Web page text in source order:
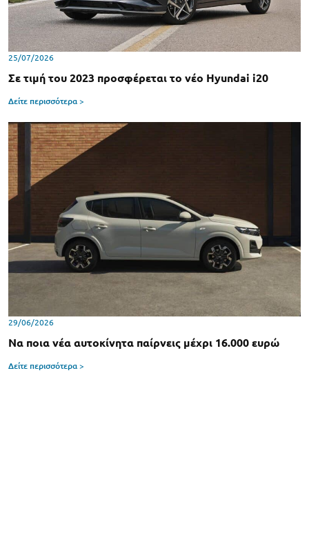
25/07/2026
Σε τιμή του 2023 προσφέρεται το νέο Hyundai i20
Δείτε περισσότερα >
29/06/2026
Να ποια νέα αυτοκίνητα παίρνεις μέχρι 16.000 ευρώ
Δείτε περισσότερα >